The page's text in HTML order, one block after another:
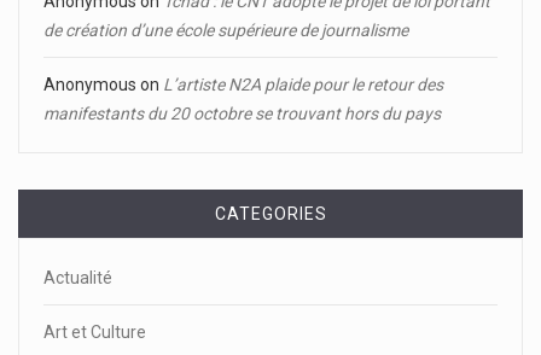
de création d’une école supérieure de journalisme
Anonymous on L’artiste N2A plaide pour le retour des
manifestants du 20 octobre se trouvant hors du pays
CATEGORIES
Actualité
Art et Culture